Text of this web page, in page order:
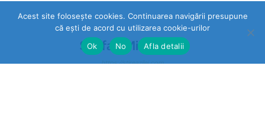
Stefan Mihalache
https://stireazilei.com
Acest site folosește cookies. Continuarea navigării presupune
că ești de acord cu utilizarea cookie-urilor
Ok
No Afla detalii